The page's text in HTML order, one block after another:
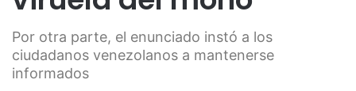
Por otra parte, el enunciado instó a los
ciudadanos venezolanos a mantenerse
informados